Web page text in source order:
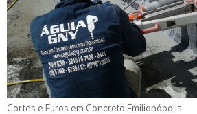
Cortes e Furos em Concreto Emilianópolis